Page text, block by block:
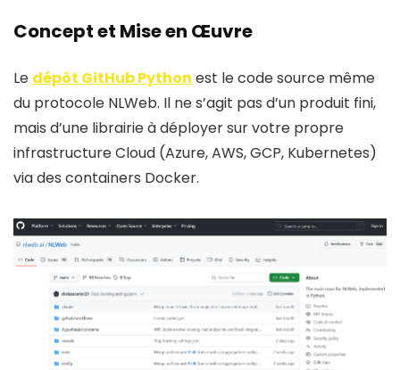
Concept et Mise en Œuvre
Le dépôt GitHub Python est le code source même
du protocole NLWeb. Il ne s’agit pas d’un produit fini,
mais d’une librairie à déployer sur votre propre
infrastructure Cloud (Azure, AWS, GCP, Kubernetes)
via des containers Docker.